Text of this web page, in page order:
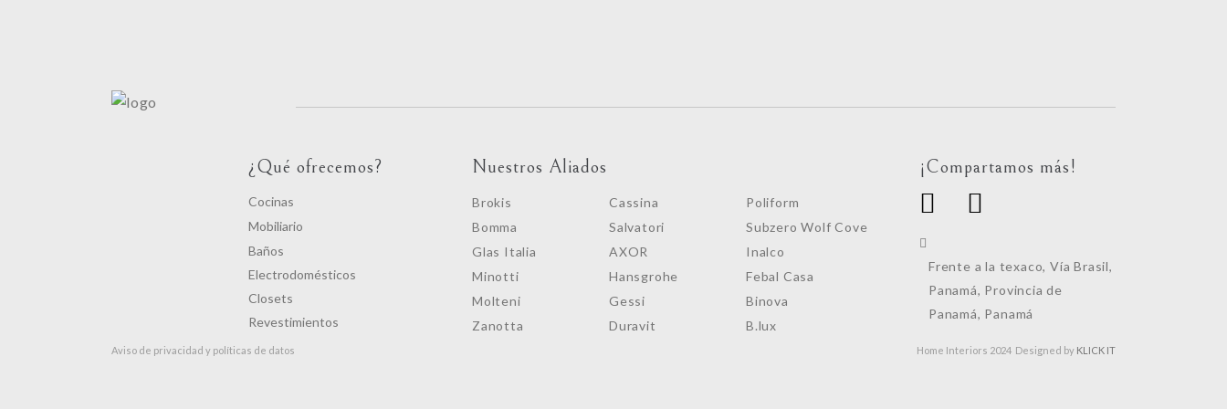
¿Qué ofrecemos?
Cocinas
Mobiliario
Baños
Electrodomésticos
Closets
Revestimientos
Nuestros Aliados
Brokis
Bomma
Glas Italia
Minotti
Molteni
Zanotta
Cassina
Salvatori
AXOR
Hansgrohe
Gessi
Duravit
Poliform
Subzero Wolf Cove
Inalco
Febal Casa
Binova
B.lux
¡Compartamos más!
Frente a la texaco, Vía Brasil,
Panamá, Provincia de
Panamá, Panamá
Aviso de privacidad y políticas de datos Home Interiors 2024 Designed by KLICK IT